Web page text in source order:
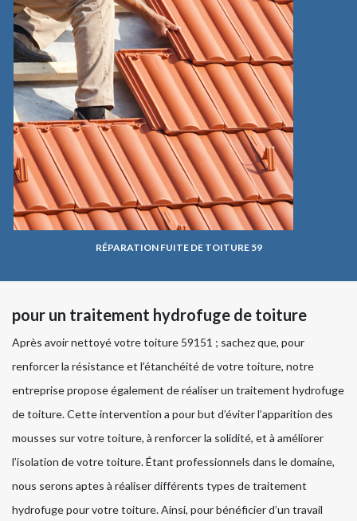
RÉPARATION FUITE DE TOITURE 59
pour un traitement hydrofuge de toiture
Après avoir nettoyé votre toiture 59151 ; sachez que, pour
renforcer la résistance et l’étanchéité de votre toiture, notre
entreprise propose également de réaliser un traitement hydrofuge
de toiture. Cette intervention a pour but d’éviter l’apparition des
mousses sur votre toiture, à renforcer la solidité, et à améliorer
l’isolation de votre toiture. Étant professionnels dans le domaine,
nous serons aptes à réaliser différents types de traitement
hydrofuge pour votre toiture. Ainsi, pour bénéficier d’un travail